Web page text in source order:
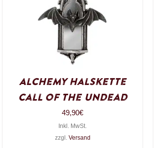
Alchemy Halskette
Call of the Undead
49,90€
Inkl. MwSt.
zzgl. Versand